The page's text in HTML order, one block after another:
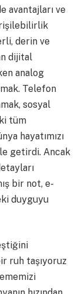
avantajları ve
derin ve
dijital
analog
Telefon
sosyal
tüm
hayatımızı
getirdi. Ancak
bir not, e-
duyguyu
ruh taşıyoruz